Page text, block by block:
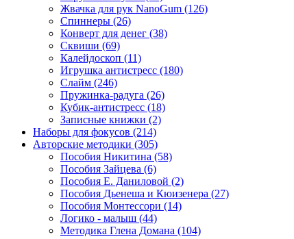
Жвачка для рук NanoGum (126)
Спиннеры (26)
Конверт для денег (38)
Сквиши (69)
Калейдоскоп (11)
Игрушка антистресс (180)
Слайм (246)
Пружинка-радуга (26)
Кубик-антистресс (18)
Записные книжки (2)
Наборы для фокусов (214)
Авторские методики (305)
Пособия Никитина (58)
Пособия Зайцева (6)
Пособия Е. Даниловой (2)
Пособия Дьенеша и Кюизенера (27)
Пособия Монтессори (14)
Логико - малыш (44)
Методика Глена Домана (104)